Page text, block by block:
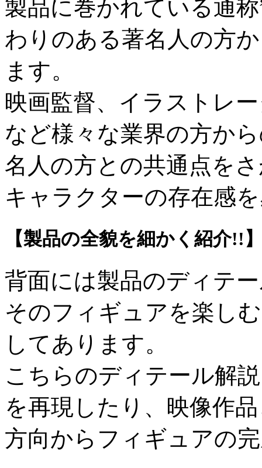
製品に巻かれている通
わりのある著名人の方
ます。
映画監督、イラストレ
など様々な業界の方か
名人の方との共通点を
キャラクターの存在感
【製品の全貌を細かく紹介!!
背面には製品のディテ
そのフィギュアを楽し
してあります。
こちらのディテール解
を再現したり、映像作
方向からフィギュアの